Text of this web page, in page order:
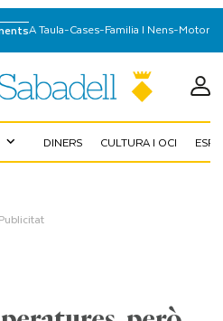
A Taula-Cases-Familia I Nens-Motor
expand_more DINERS CULTURA I OCI